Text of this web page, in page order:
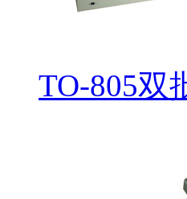
TO-805双